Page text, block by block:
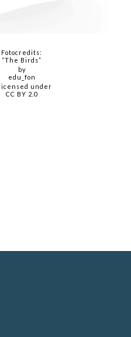
Fotocredits:
“The Birds”
by
edu_fon
under
CC BY 2.0